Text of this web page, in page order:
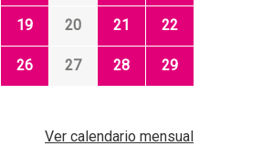
19 20 21 22
26 27 28 29
Ver calendario mensual